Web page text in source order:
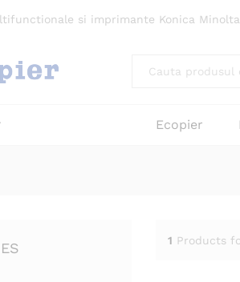
si imprimante Konica
Ecopier
1 Products